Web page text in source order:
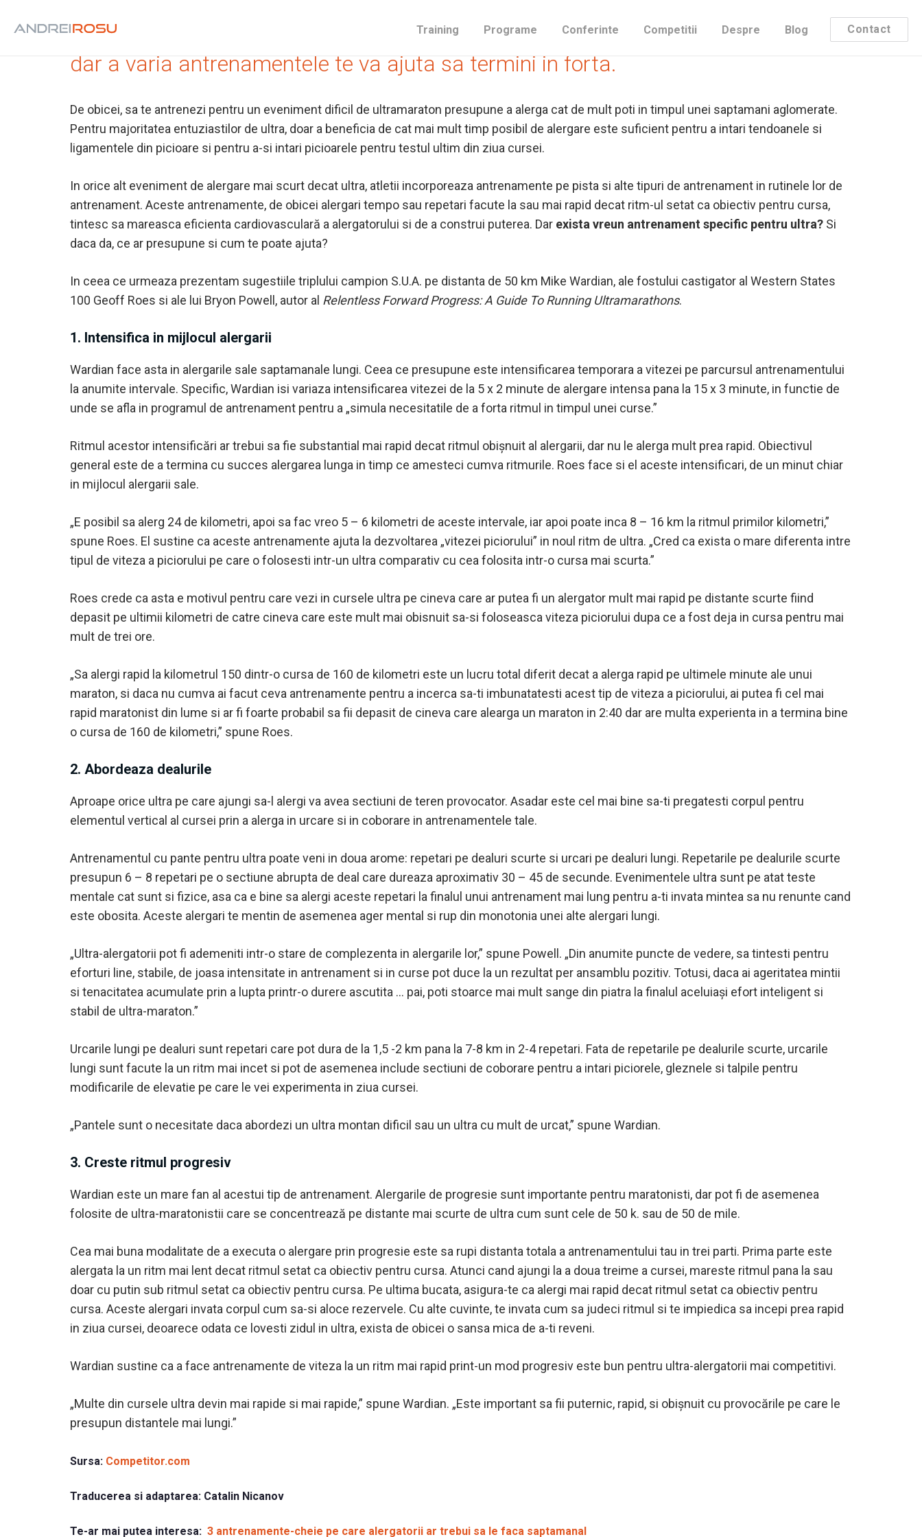
Training Programe Conferinte Competitii Despre Blog Contact
Sa ai multi kilometri alergati la activ ar trebui sa te faca sa poti termina un ultra,
dar a varia antrenamentele te va ajuta sa termini in forta.
De obicei, sa te antrenezi pentru un eveniment dificil de ultramaraton presupune a alerga cat de mult poti in timpul unei saptamani aglomerate.
Pentru majoritatea entuziastilor de ultra, doar a beneficia de cat mai mult timp posibil de alergare este suficient pentru a intari tendoanele si
ligamentele din picioare si pentru a-si intari picioarele pentru testul ultim din ziua cursei.
In orice alt eveniment de alergare mai scurt decat ultra, atletii incorporeaza antrenamente pe pista si alte tipuri de antrenament in rutinele lor de
antrenament. Aceste antrenamente, de obicei alergari tempo sau repetari facute la sau mai rapid decat ritm-ul setat ca obiectiv pentru cursa,
tintesc sa mareasca eficienta cardiovasculară a alergatorului si de a construi puterea. Dar exista vreun antrenament specific pentru ultra? Si
daca da, ce ar presupune si cum te poate ajuta?
In ceea ce urmeaza prezentam sugestiile triplului campion S.U.A. pe distanta de 50 km Mike Wardian, ale fostului castigator al Western States
100 Geoff Roes si ale lui Bryon Powell, autor al Relentless Forward Progress: A Guide To Running Ultramarathons.
1. Intensifica in mijlocul alergarii
Wardian face asta in alergarile sale saptamanale lungi. Ceea ce presupune este intensificarea temporara a vitezei pe parcursul antrenamentului
la anumite intervale. Specific, Wardian isi variaza intensificarea vitezei de la 5 x 2 minute de alergare intensa pana la 15 x 3 minute, in functie de
unde se afla in programul de antrenament pentru a „simula necesitatile de a forta ritmul in timpul unei curse.”
Ritmul acestor intensificări ar trebui sa fie substantial mai rapid decat ritmul obișnuit al alergarii, dar nu le alerga mult prea rapid. Obiectivul
general este de a termina cu succes alergarea lunga in timp ce amesteci cumva ritmurile. Roes face si el aceste intensificari, de un minut chiar
in mijlocul alergarii sale.
„E posibil sa alerg 24 de kilometri, apoi sa fac vreo 5 – 6 kilometri de aceste intervale, iar apoi poate inca 8 – 16 km la ritmul primilor kilometri,”
spune Roes. El sustine ca aceste antrenamente ajuta la dezvoltarea „vitezei piciorului” in noul ritm de ultra. „Cred ca exista o mare diferenta intre
tipul de viteza a piciorului pe care o folosesti intr-un ultra comparativ cu cea folosita intr-o cursa mai scurta.”
Roes crede ca asta e motivul pentru care vezi in cursele ultra pe cineva care ar putea fi un alergator mult mai rapid pe distante scurte fiind
depasit pe ultimii kilometri de catre cineva care este mult mai obisnuit sa-si foloseasca viteza piciorului dupa ce a fost deja in cursa pentru mai
mult de trei ore.
„Sa alergi rapid la kilometrul 150 dintr-o cursa de 160 de kilometri este un lucru total diferit decat a alerga rapid pe ultimele minute ale unui
maraton, si daca nu cumva ai facut ceva antrenamente pentru a incerca sa-ti imbunatatesti acest tip de viteza a piciorului, ai putea fi cel mai
rapid maratonist din lume si ar fi foarte probabil sa fii depasit de cineva care alearga un maraton in 2:40 dar are multa experienta in a termina bine
o cursa de 160 de kilometri,” spune Roes.
2. Abordeaza dealurile
Aproape orice ultra pe care ajungi sa-l alergi va avea sectiuni de teren provocator. Asadar este cel mai bine sa-ti pregatesti corpul pentru
elementul vertical al cursei prin a alerga in urcare si in coborare in antrenamentele tale.
Antrenamentul cu pante pentru ultra poate veni in doua arome: repetari pe dealuri scurte si urcari pe dealuri lungi. Repetarile pe dealurile scurte
presupun 6 – 8 repetari pe o sectiune abrupta de deal care dureaza aproximativ 30 – 45 de secunde. Evenimentele ultra sunt pe atat teste
mentale cat sunt si fizice, asa ca e bine sa alergi aceste repetari la finalul unui antrenament mai lung pentru a-ti invata mintea sa nu renunte cand
este obosita. Aceste alergari te mentin de asemenea ager mental si rup din monotonia unei alte alergari lungi.
„Ultra-alergatorii pot fi ademeniti intr-o stare de complezenta in alergarile lor,” spune Powell. „Din anumite puncte de vedere, sa tintesti pentru
eforturi line, stabile, de joasa intensitate in antrenament si in curse pot duce la un rezultat per ansamblu pozitiv. Totusi, daca ai ageritatea mintii
si tenacitatea acumulate prin a lupta printr-o durere ascutita … pai, poti stoarce mai mult sange din piatra la finalul aceluiași efort inteligent si
stabil de ultra-maraton.”
Urcarile lungi pe dealuri sunt repetari care pot dura de la 1,5 -2 km pana la 7-8 km in 2-4 repetari. Fata de repetarile pe dealurile scurte, urcarile
lungi sunt facute la un ritm mai incet si pot de asemenea include sectiuni de coborare pentru a intari piciorele, gleznele si talpile pentru
modificarile de elevatie pe care le vei experimenta in ziua cursei.
„Pantele sunt o necesitate daca abordezi un ultra montan dificil sau un ultra cu mult de urcat,” spune Wardian.
3. Creste ritmul progresiv
Wardian este un mare fan al acestui tip de antrenament. Alergarile de progresie sunt importante pentru maratonisti, dar pot fi de asemenea
folosite de ultra-maratonistii care se concentrează pe distante mai scurte de ultra cum sunt cele de 50 k. sau de 50 de mile.
Cea mai buna modalitate de a executa o alergare prin progresie este sa rupi distanta totala a antrenamentului tau in trei parti. Prima parte este
alergata la un ritm mai lent decat ritmul setat ca obiectiv pentru cursa. Atunci cand ajungi la a doua treime a cursei, mareste ritmul pana la sau
doar cu putin sub ritmul setat ca obiectiv pentru cursa. Pe ultima bucata, asigura-te ca alergi mai rapid decat ritmul setat ca obiectiv pentru
cursa. Aceste alergari invata corpul cum sa-si aloce rezervele. Cu alte cuvinte, te invata cum sa judeci ritmul si te impiedica sa incepi prea rapid
in ziua cursei, deoarece odata ce lovesti zidul in ultra, exista de obicei o sansa mica de a-ti reveni.
Wardian sustine ca a face antrenamente de viteza la un ritm mai rapid print-un mod progresiv este bun pentru ultra-alergatorii mai competitivi.
„Multe din cursele ultra devin mai rapide si mai rapide,” spune Wardian. „Este important sa fii puternic, rapid, si obișnuit cu provocările pe care le
presupun distantele mai lungi.”
Sursa: Competitor.com
Traducerea si adaptarea: Catalin Nicanov
Te-ar mai putea interesa: 3 antrenamente-cheie pe care alergatorii ar trebui sa le faca saptamanal